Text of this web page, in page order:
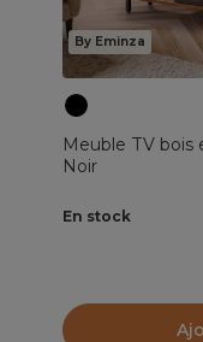
By Eminza
Meuble TV bois
Noir
En stock